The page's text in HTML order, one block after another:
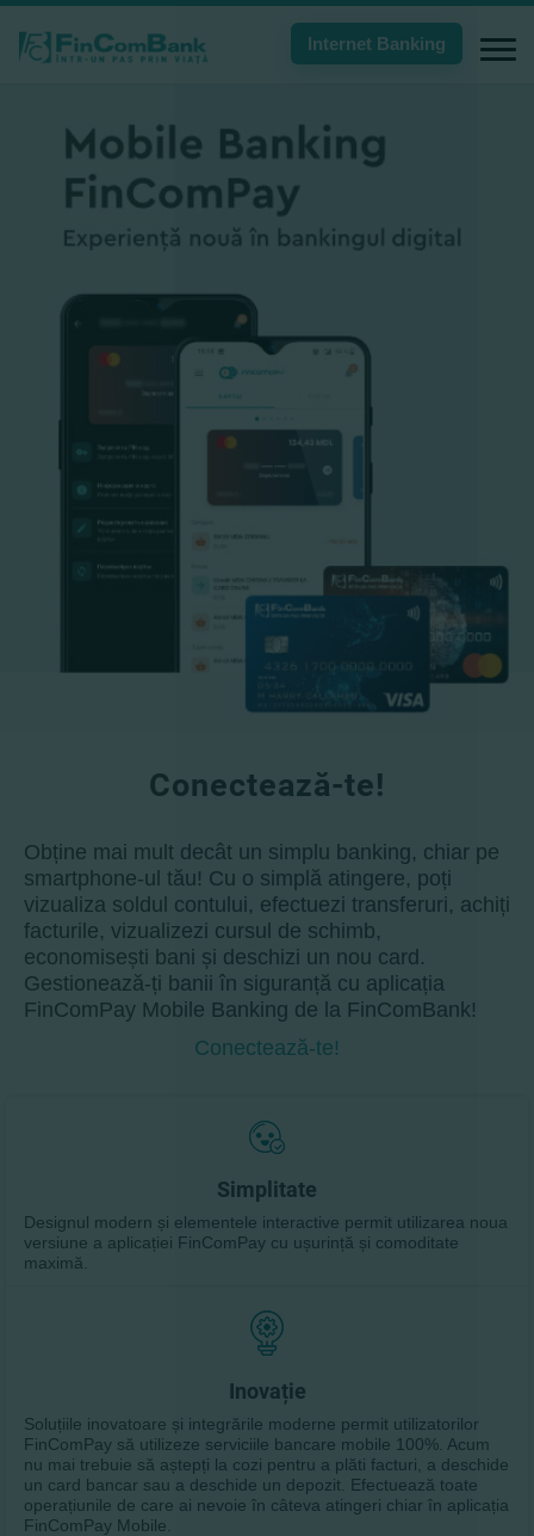
Internet Banking
Conectează-te!
Obține mai mult decât un simplu banking, chiar pe
smartphone-ul tău! Cu o simplă atingere, poți
vizualiza soldul contului, efectuezi transferuri, achiți
facturile, vizualizezi cursul de schimb,
economisești bani și deschizi un nou card.
Gestionează-ți banii în siguranță cu aplicația
FinComPay Mobile Banking de la FinComBank!
Conectează-te!
Simplitate
Designul modern și elementele interactive permit utilizarea noua
versiune a aplicației FinComPay cu ușurință și comoditate
maximă.
Inovație
Soluțiile inovatoare și integrările moderne permit utilizatorilor
FinComPay să utilizeze serviciile bancare mobile 100%. Acum
nu mai trebuie să aștepți la cozi pentru a plăti facturi, a deschide
un card bancar sau a deschide un depozit. Efectuează toate
operațiunile de care ai nevoie în câteva atingeri chiar în aplicația
FinComPay Mobile.